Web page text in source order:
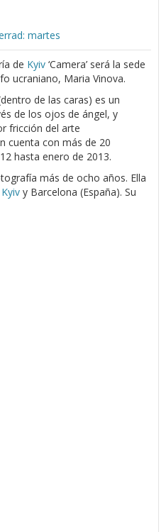
martes
de Kyiv ‘Camera’ será la sede
ucraniano, Maria Vinova.
de las caras) es un
de los ojos de ángel, y
fricción del arte
cuenta con más de 20
hasta enero de 2013.
más de ocho años. Ella
Kyiv y Barcelona (España). Su